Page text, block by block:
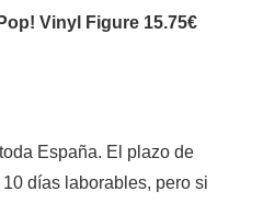
Vinyl Figure 15.75€
España. El plazo de
días laborables, pero si